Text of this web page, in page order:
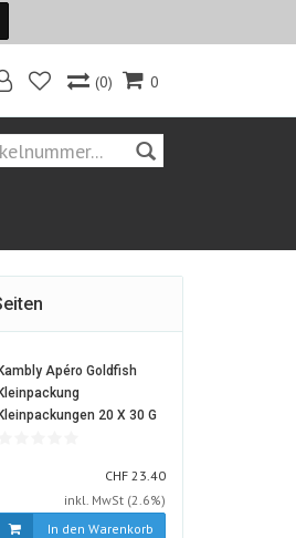
0
(0)
Kambly Apéro Goldfish
Kleinpackung
Kleinpackungen 20 X 30 G1011953-
CHF CHF
23.40
inkl. MwSt (2.6%)
In den Warenkorb